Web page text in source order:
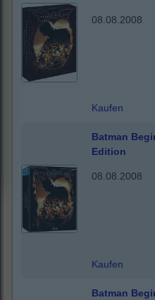
08.08.2008
Kaufen
Batman
Edition
08.08.2008
Kaufen
Batman